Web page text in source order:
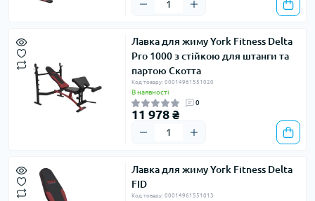
Лавка для жиму York Fitness Delta
Pro 1000 з стійкою для штанги та
партою Скотта
Код товару: 00014961551020
В наявності
0
11 978 ₴
Лавка для жиму York Fitness Delta
FID
Код товару: 00014961551013